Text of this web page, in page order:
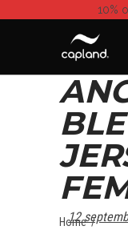
10%
Home/
12